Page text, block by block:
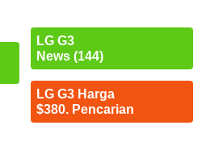
LG G3
News (144)
LG G3 Harga
$380. Pencarian